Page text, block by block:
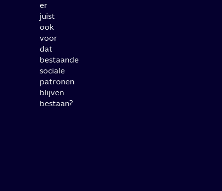
er
juist
ook
voor
dat
bestaande
sociale
patronen
blijven
bestaan?